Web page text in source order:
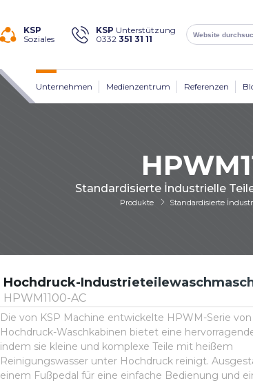
Social Media KSP
Produkte
Branchen
KSP
Soziales
KSP Unterstützung
0332 351 31 11
Unternehmen Medienzentrum Referenzen
Standardisierte İndustrielle
Produkte Standardisierte
Hochdruck-
HPWM1100-AC
Die von KSP Machine entwickelte HPWM-Serie von
Hochdruck-Waschkabinen bietet eine
indem sie kleine und komplexe Teile mit heißem
Reinigungswasser unter Hochdruck reinigt.
einem Fußpedal für eine einfache Bedienung und